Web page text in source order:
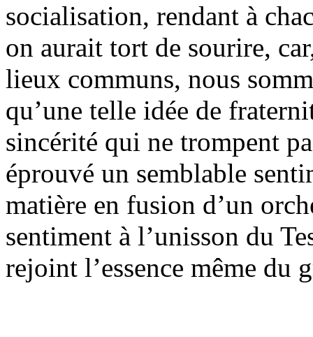
socialisation, rendant à
on aurait tort de sourire,
lieux communs, nous
qu’une telle idée de
sincérité qui ne trompent
éprouvé un semblable
matière en fusion d’un
sentiment à l’unisson du
rejoint l’essence même du